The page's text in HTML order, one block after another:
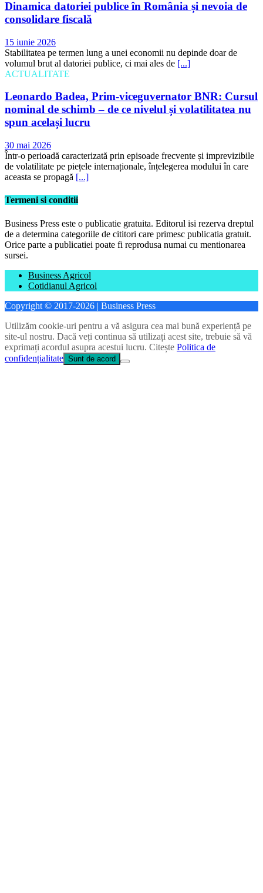
Dinamica datoriei publice în România și nevoia de
consolidare fiscală
15 iunie 2026
Stabilitatea pe termen lung a unei economii nu depinde doar de
volumul brut al datoriei publice, ci mai ales de [...]
ACTUALITATE
Leonardo Badea, Prim-viceguvernator BNR: Cursul
nominal de schimb – de ce nivelul și volatilitatea nu
spun același lucru
30 mai 2026
Într-o perioadă caracterizată prin episoade frecvente și imprevizibile
de volatilitate pe piețele internaționale, înțelegerea modului în care
aceasta se propagă [...]
Termeni si conditii
Business Press este o publicatie gratuita. Editorul isi rezerva dreptul
de a determina categoriile de cititori care primesc publicatia gratuit.
Orice parte a publicatiei poate fi reprodusa numai cu mentionarea
sursei.
Business Agricol
Cotidianul Agricol
Copyright © 2017-2026 | Business Press
Utilizăm cookie-uri pentru a vă asigura cea mai bună experiență pe
site-ul nostru. Dacă veți continua să utilizați acest site, trebuie să vă
exprimați acordul asupra acestui lucru. Citește Politica de
confidențialitate Sunt de acord